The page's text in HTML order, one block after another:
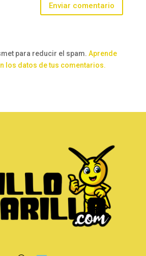
Enviar comentario
para reducir el spam. Aprende
los datos de tus comentarios.